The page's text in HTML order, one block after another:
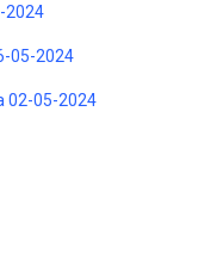
2024
05-2024
02-05-2024